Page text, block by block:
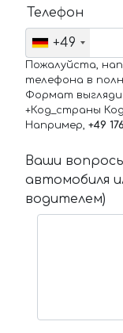
Телефон
+49
Пожалуйста,
телефона в
Формат
+Код_страны
Например, +49
Ваши
автомобиля
водителем)